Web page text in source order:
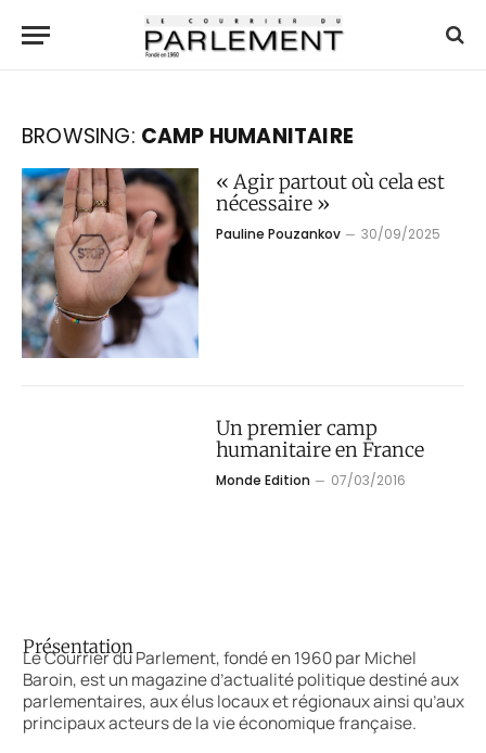
BROWSING: CAMP HUMANITAIRE
« Agir partout où cela est
nécessaire »
Pauline Pouzankov 30/09/2025
Un premier camp
humanitaire en France
Monde Edition 07/03/2016
Présentation
Le Courrier du Parlement, fondé en 1960 par Michel
Baroin, est un magazine d’actualité politique destiné aux
parlementaires, aux élus locaux et régionaux ainsi qu’aux
principaux acteurs de la vie économique française.